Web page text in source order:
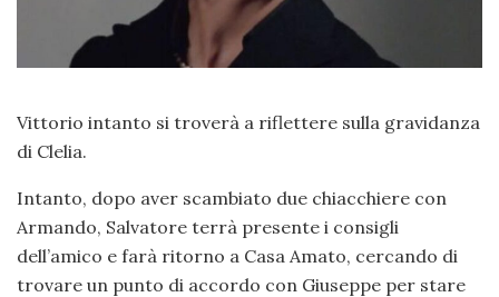
Vittorio intanto si troverà a riflettere sulla gravidanza
di Clelia.
Intanto, dopo aver scambiato due chiacchiere con
Armando, Salvatore terrà presente i consigli
dell’amico e farà ritorno a Casa Amato, cercando di
trovare un punto di accordo con Giuseppe per stare